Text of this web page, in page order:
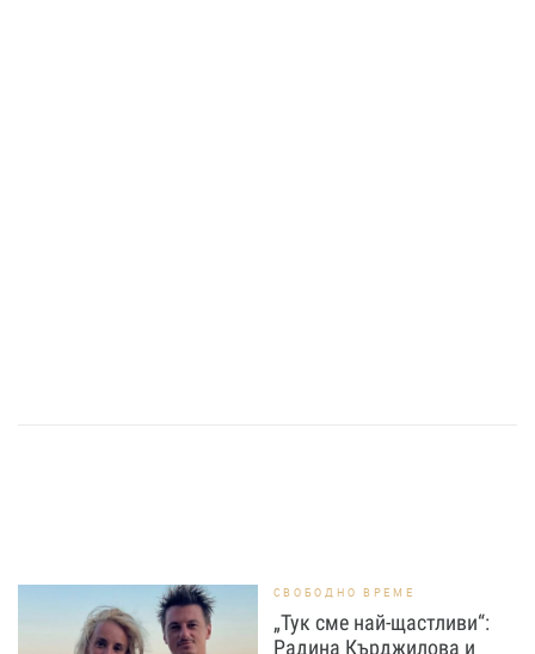
СВОБОДНО ВРЕМЕ
„Тук сме най-щастливи“:
Радина Кърджилова и